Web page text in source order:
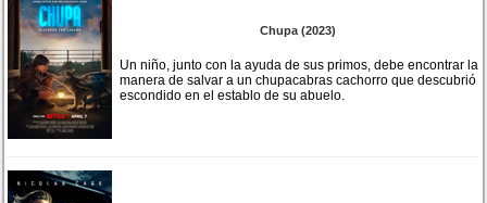
Chupa (2023)
Un niño, junto con la ayuda de sus primos, debe encontrar la
manera de salvar a un chupacabras cachorro que descubrió
escondido en el establo de su abuelo.